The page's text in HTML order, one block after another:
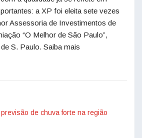
a XP foi eleita sete vezes
Assessoria de Investimentos de
“O Melhor de São Paulo”,
S. Paulo. Saiba mais
de chuva forte na região